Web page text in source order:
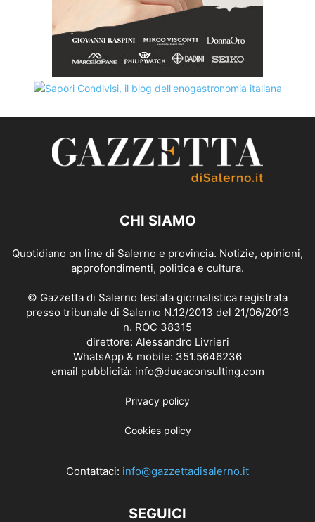
CHI SIAMO
Quotidiano on line di Salerno e provincia. Notizie, opinioni,
approfondimenti, politica e cultura.
© Gazzetta di Salerno testata giornalistica registrata
presso tribunale di Salerno N.12/2013 del 21/06/2013
n. ROC 38315
direttore: Alessandro Livrieri
WhatsApp & mobile: 351.5646236
email pubblicità: info@dueaconsulting.com
Privacy policy
Cookies policy
Contattaci: info@gazzettadisalerno.it
SEGUICI